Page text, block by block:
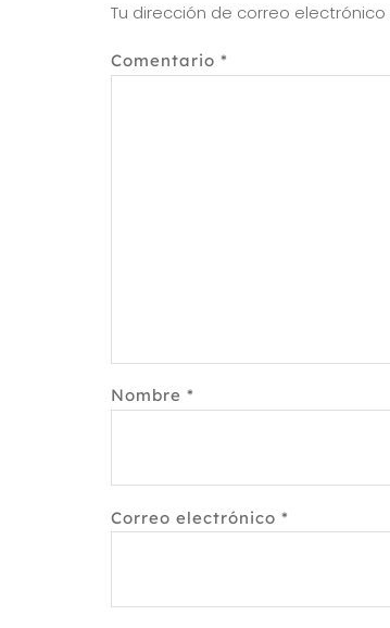
Tu dirección de correo
Comentario *
Nombre *
Correo electrónico *